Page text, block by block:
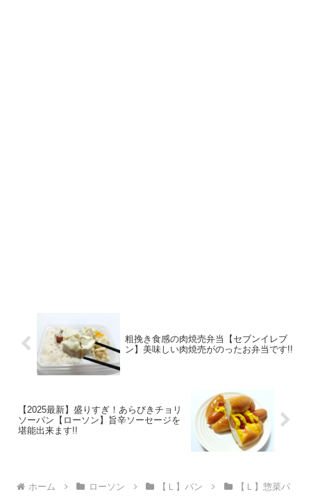
粗挽き食感の肉焼売弁当【セブンイレブ
ン】美味しい肉焼売がのったお弁当です!!
【2025最新】盛りすぎ！あらびきチョリ
ソーパン【ローソン】旨辛ソーセージを
堪能出来ます!!
ホーム ローソン 【Ｌ】パン 【Ｌ】惣菜パ